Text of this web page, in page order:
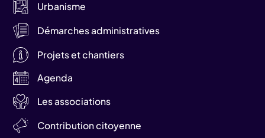
Urbanisme
Démarches administratives
Projets et chantiers
Agenda
Les associations
Contribution citoyenne